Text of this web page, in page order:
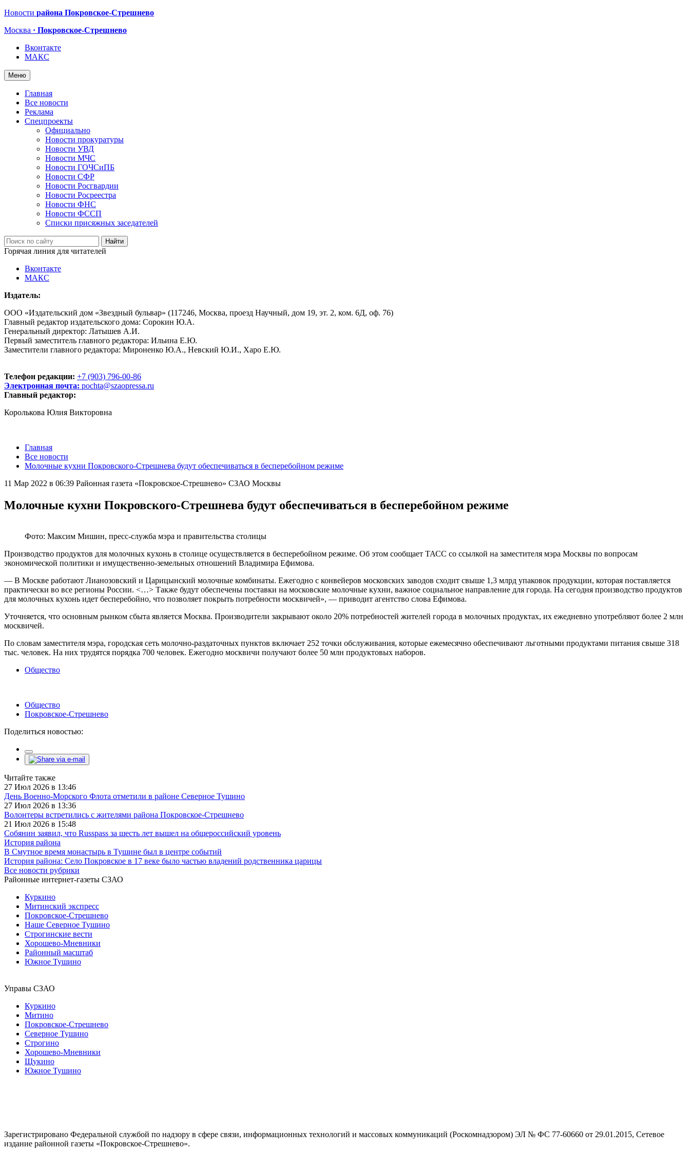
Новости района Покровское-Стрешнево
Москва · Покровское-Стрешнево
Вконтакте
МАКС
Меню
Главная
Все новости
Реклама
Спецпроекты
Официально
Новости прокуратуры
Новости УВД
Новости МЧС
Новости ГОЧСиПБ
Новости СФР
Новости Росгвардии
Новости Росреестра
Новости ФНС
Новости ФССП
Списки присяжных заседателей
Горячая линия для читателей
Вконтакте
МАКС
Издатель:
ООО «Издательский дом «Звездный бульвар» (117246, Москва, проезд Научный, дом 19, эт. 2, ком. 6Д, оф. 76)
Главный редактор издательского дома: Сорокин Ю.А.
Генеральный директор: Латышев А.И.
Первый заместитель главного редактора: Ильина Е.Ю.
Заместители главного редактора: Мироненко Ю.А., Невский Ю.И., Харо Е.Ю.
Телефон редакции: +7 (903) 796-00-86
Электронная почта: pochta@szaopressa.ru
Главный редактор:
Королькова Юлия Викторовна
Главная
Все новости
Молочные кухни Покровского-Стрешнева будут обеспечиваться в бесперебойном режиме
11 Мар 2022 в 06:39 Районная газета «Покровское-Стрешнево» СЗАО Москвы
Молочные кухни Покровского-Стрешнева будут обеспечиваться в бесперебойном режиме
Фото: Максим Мишин, пресс-служба мэра и правительства столицы
Производство продуктов для молочных кухонь в столице осуществляется в бесперебойном режиме. Об этом сообщает ТАСС со ссылкой на заместителя мэра Москвы по вопросам
экономической политики и имущественно-земельных отношений Владимира Ефимова.
— В Москве работают Лианозовский и Царицынский молочные комбинаты. Ежегодно с конвейеров московских заводов сходит свыше 1,3 млрд упаковок продукции, которая поставляется
практически во все регионы России. <…> Также будут обеспечены поставки на московские молочные кухни, важное социальное направление для города. На сегодня производство продуктов
для молочных кухонь идет бесперебойно, что позволяет покрыть потребности москвичей», — приводит агентство слова Ефимова.
Уточняется, что основным рынком сбыта является Москва. Производители закрывают около 20% потребностей жителей города в молочных продуктах, их ежедневно употребляют более 2 млн
москвичей.
По словам заместителя мэра, городская сеть молочно-раздаточных пунктов включает 252 точки обслуживания, которые ежемесячно обеспечивают льготными продуктами питания свыше 318
тыс. человек. На них трудятся порядка 700 человек. Ежегодно москвичи получают более 50 млн продуктовых наборов.
Общество
Общество
Покровское-Стрешнево
Поделиться новостью:
Читайте также
27 Июл 2026 в 13:46
День Военно-Морского Флота отметили в районе Северное Тушино
27 Июл 2026 в 13:36
Волонтеры встретились с жителями района Покровское-Стрешнево
21 Июл 2026 в 15:48
Собянин заявил, что Russpass за шесть лет вышел на общероссийский уровень
История района
В Смутное время монастырь в Тушине был в центре событий
История района: Село Покровское в 17 веке было частью владений родственника царицы
Все новости рубрики
Районные интернет-газеты СЗАО
Куркино
Митинский экспресс
Покровское-Стрешнево
Наше Северное Тушино
Строгинские вести
Хорошево-Мневники
Районный масштаб
Южное Тушино
Управы СЗАО
Куркино
Митино
Покровское-Стрешнево
Северное Тушино
Строгино
Хорошево-Мневники
Щукино
Южное Тушино
Зарегистрировано Федеральной службой по надзору в сфере связи, информационных технологий и массовых коммуникаций (Роскомнадзором) ЭЛ № ФС 77-60660 от 29.01.2015, Сетевое
издание районной газеты «Покровское-Стрешнево».